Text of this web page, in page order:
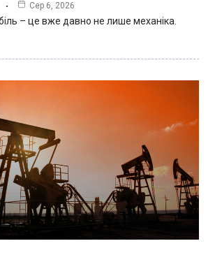
Сер 6, 2026
– це вже давно не лише механіка.